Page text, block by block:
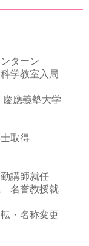
ターン
学教室入局
應義塾大学
取得
講師就任
名誉教授就
・名称変更